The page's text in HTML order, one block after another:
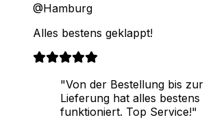
@Hamburg
Alles bestens geklappt!
"Von der Bestellung bis zur
Lieferung hat alles bestens
funktioniert. Top Service!"